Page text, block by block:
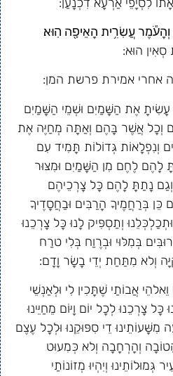
עֲשִׂרִ֥ית הָאֵיפָ֖ה הֽוּא׃
הוּא:
אחרי אמירת פרשת המן:
אֶת הַשָּׁמַיִם וּשְׁמֵי הַשָּׁמַיִם
וְכָל אֲשֶׁר בָּהֶם וְאַתָּה מְחַיֶּה אֶת
וְנִפְלָאוֹת גְּדוֹלוֹת תָּמִיד עִם
לָהֶם לֶחֶם מִן הַשָּׁמַיִם וּמִצּוּר
נָתַתָּ לָהֶם כָּל צָרְכֵיהֶם
בְּרַחֲמֶיךָ הָרַבִּים וּבַחֲסָדֶיךָ
וְתַסְפִּיק לָנוּ כָּל צָרְכֵנוּ
בְּמִלּוּי וּבְרֶוַח בְּלִי טרַח
וְלא מִתַּחַת יְדֵי בָשָׂר וָדָם:
אֲבוֹתַי שֶׁתָּכִין לִי וּלְאַנְשֵׁי
כָּל צָרְכֵנוּ לְכָל יוֹם וָיּוֹם מֵחַיֵּינוּ
מִשָּׁעוֹתֵינוּ דֵי סִפּוּקֵנוּ וּלְכָל עֶצֶם
וְהָרְחָבָה וְלא כְּמִעוּט
גְּמוּלוֹתֵינוּ וְיִהְיוּ מְזוֹנוֹתַי